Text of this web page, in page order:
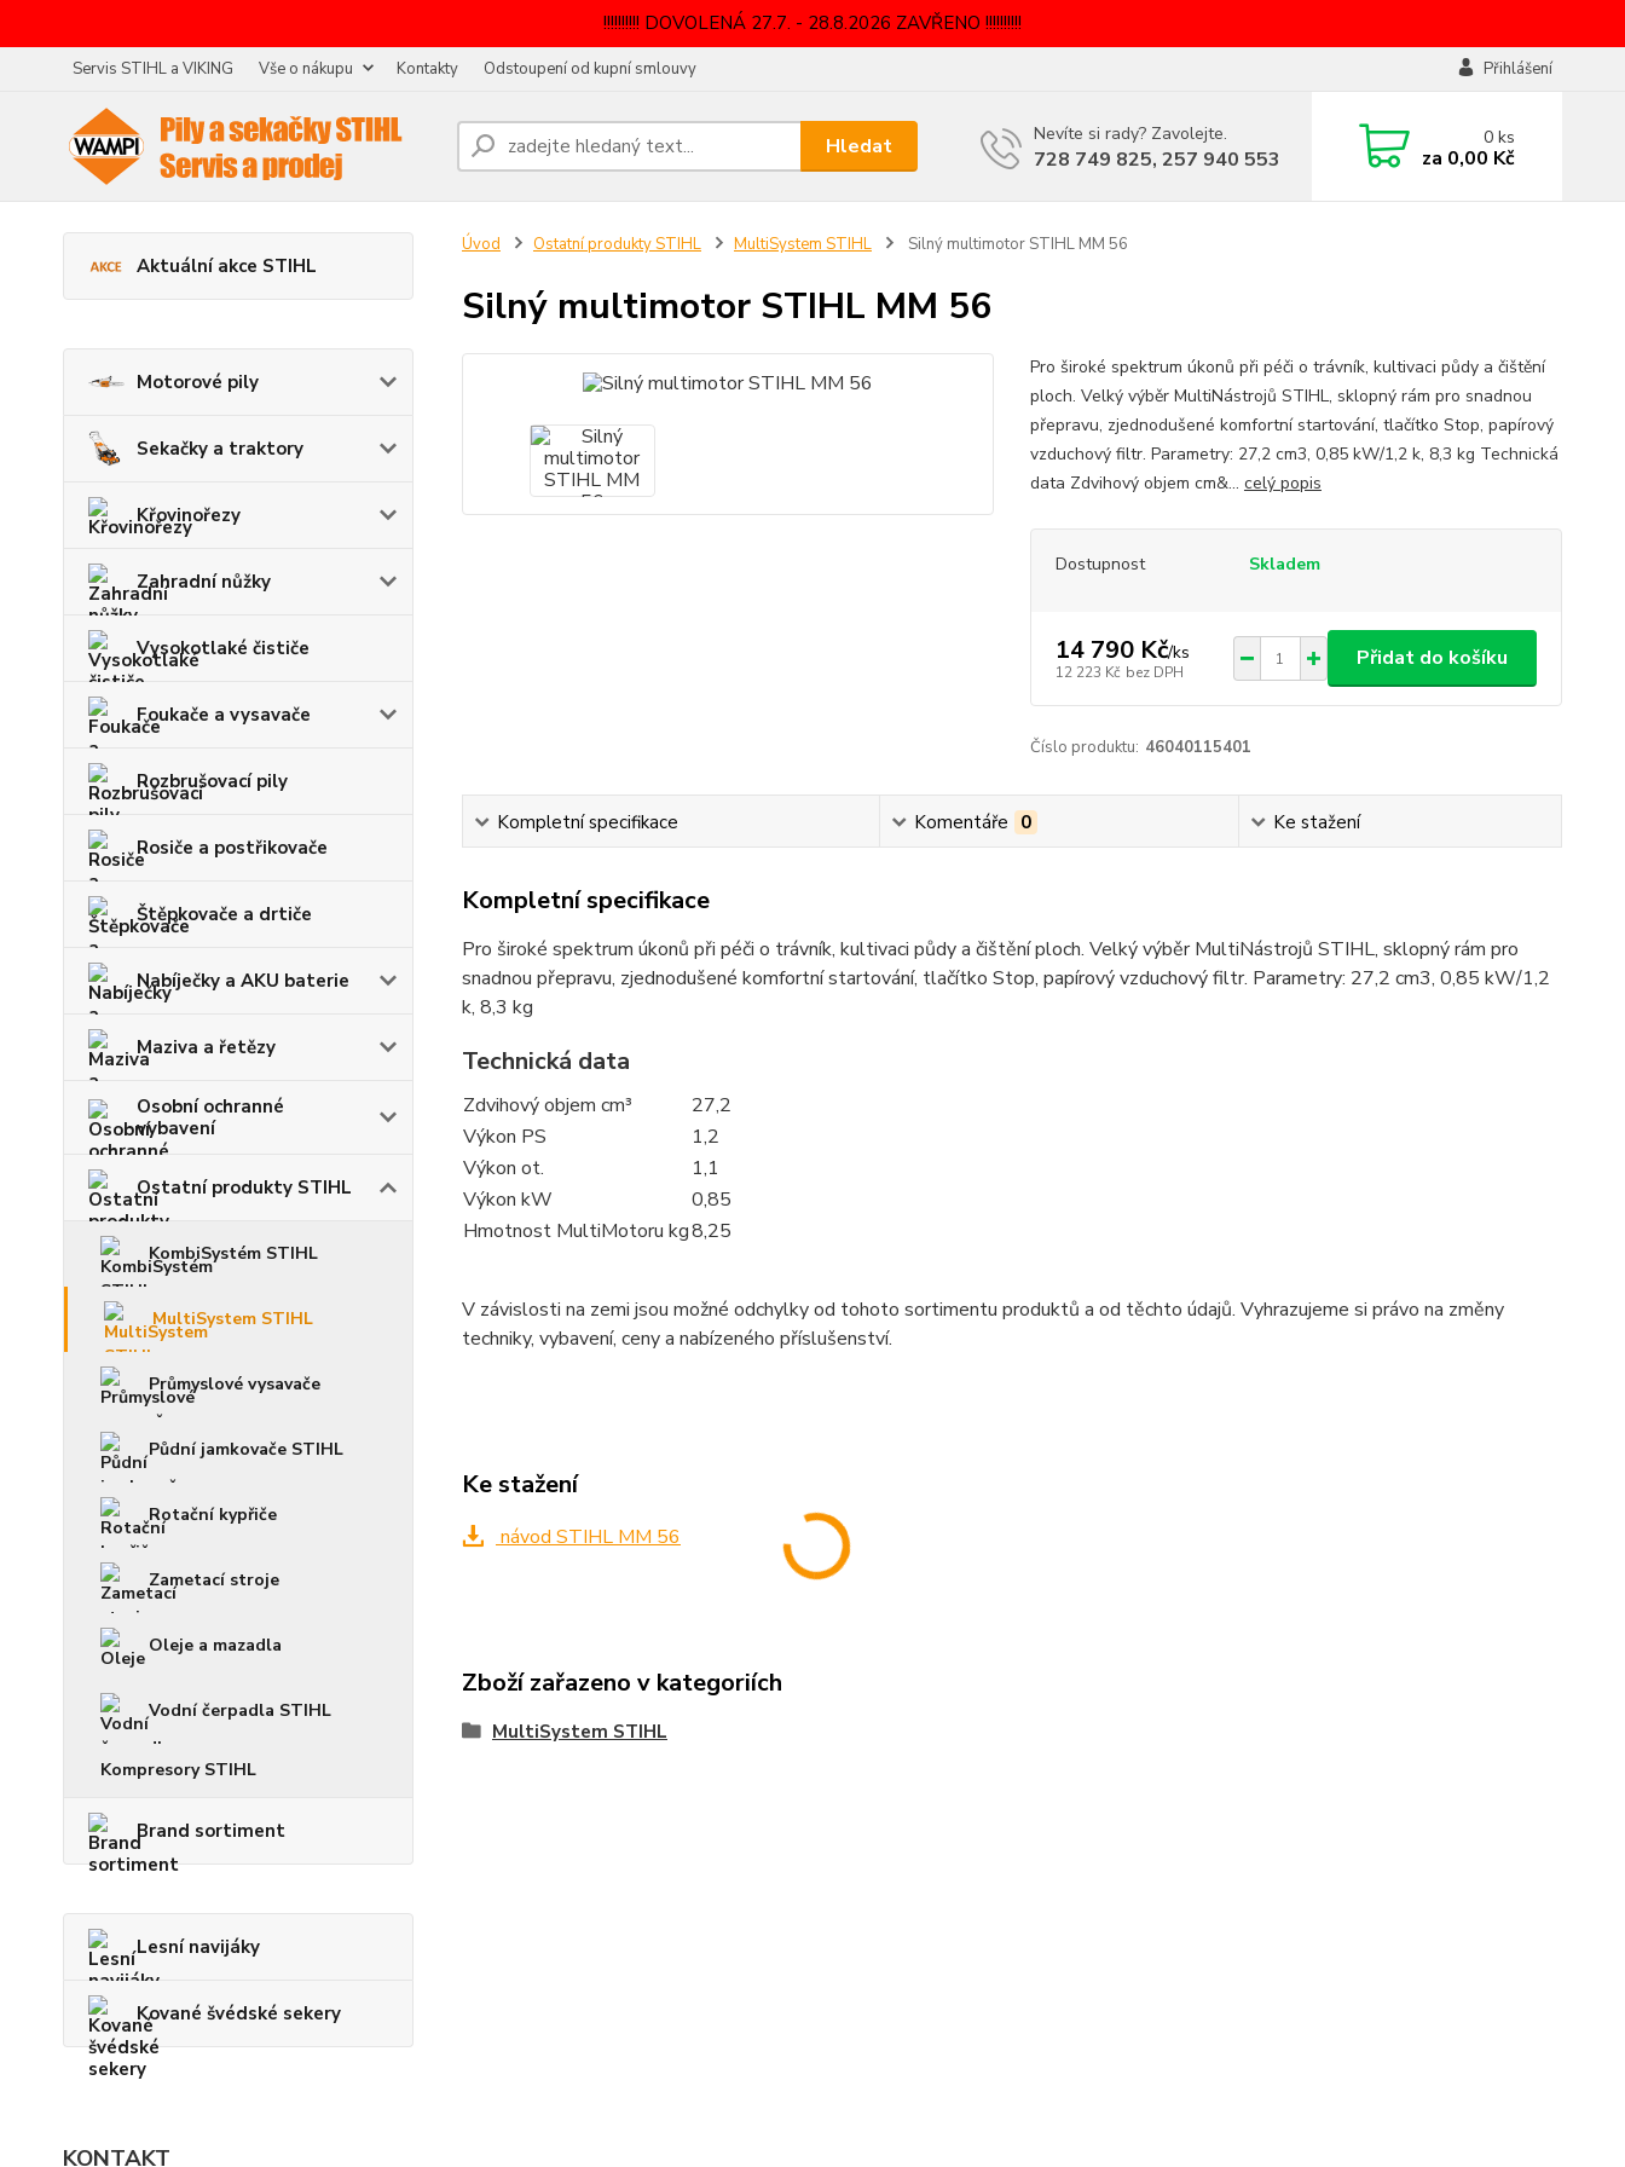
!!!!!!!!!! DOVOLENÁ 27.7. - 28.8.2026 ZAVŘENO !!!!!!!!!!
Servis STIHL a VIKING Vše o nákupu Kontakty Odstoupení od kupní smlouvy Přihlášení
Hledat Nevíte si rady? Zavolejte.
728 749 825, 257 940 553
0ks
za 0,00 Kč
Aktuální akce STIHL
Motorové pily
Sekačky a traktory
Křovinořezy
Zahradní nůžky
Vysokotlaké čističe
Foukače a vysavače
Rozbrušovací pily
Rosiče a postřikovače
Štěpkovače a drtiče
Nabíječky a AKU baterie
Maziva a řetězy
Osobní ochranné
vybavení
Ostatní produkty STIHL
KombiSystém STIHL
MultiSystem STIHL
Průmyslové vysavače
Půdní jamkovače STIHL
Rotační kypřiče
Zametací stroje
Oleje a mazadla
Vodní čerpadla STIHL
Kompresory STIHL
Brand sortiment
Lesní navijáky
Kované švédské sekery
KONTAKT
Úvod Ostatní produkty STIHL MultiSystem STIHL Silný multimotor STIHL MM 56
Silný multimotor STIHL MM 56
Pro široké spektrum úkonů při péči o trávník, kultivaci půdy a čištění
ploch. Velký výběr MultiNástrojů STIHL, sklopný rám pro snadnou
přepravu, zjednodušené komfortní startování, tlačítko Stop, papírový
vzduchový filtr. Parametry: 27,2 cm3, 0,85 kW/1,2 k, 8,3 kg Technická
data Zdvihový objem cm&... celý popis
Dostupnost Skladem
14 790 Kč/ks
12 223 Kč bez DPH
Přidat do košíku
Číslo produktu: 46040115401
Kompletní specifikace Komentáře 0 Ke stažení
Kompletní specifikace
Pro široké spektrum úkonů při péči o trávník, kultivaci půdy a čištění ploch. Velký výběr MultiNástrojů STIHL, sklopný rám pro
snadnou přepravu, zjednodušené komfortní startování, tlačítko Stop, papírový vzduchový filtr. Parametry: 27,2 cm3, 0,85 kW/1,2
k, 8,3 kg
Technická data
Zdvihový objem cm³
27,2
Výkon PS
1,2
Výkon ot.
1,1
Výkon kW
0,85
Hmotnost MultiMotoru kg8,25
V závislosti na zemi jsou možné odchylky od tohoto sortimentu produktů a od těchto údajů. Vyhrazujeme si právo na změny
techniky, vybavení, ceny a nabízeného příslušenství.
Ke stažení
návod STIHL MM 56
Zboží zařazeno v kategoriích
MultiSystem STIHL